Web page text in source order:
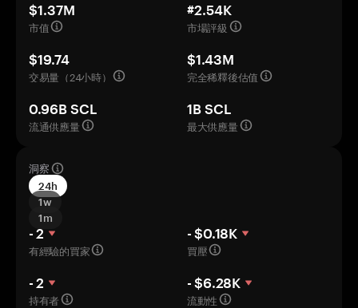
$1.37M
市值
#2.54K
市場評級
$19.74
交易量（24小時）
$1.43M
完全稀釋後估值
0.96B SCL
流通供應量
1B SCL
最大供應量
洞察
24h
1w
1m
- 2
有經驗的買家
- $0.18K
買壓
- 2
持有者
- $6.28K
流動性